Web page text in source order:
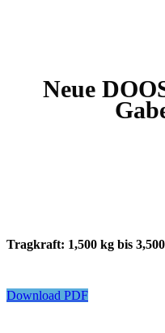
Neue
Tragkraft: 1,500 kg bis
Download PDF